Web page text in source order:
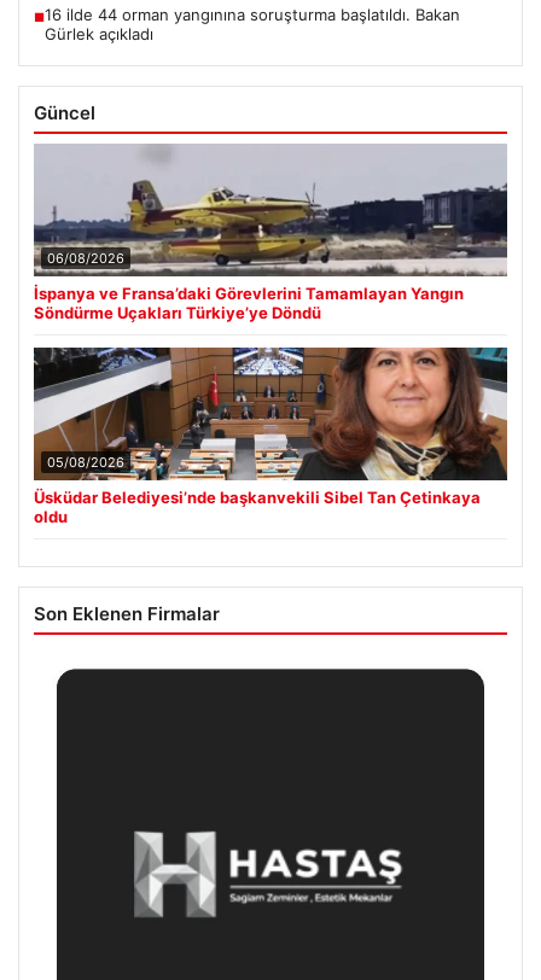
■16 ilde 44 orman yangınına soruşturma başlatıldı. Bakan
Gürlek açıkladı
Güncel
06/08/2026
İspanya ve Fransa’daki Görevlerini Tamamlayan Yangın
Söndürme Uçakları Türkiye’ye Döndü
05/08/2026
Üsküdar Belediyesi’nde başkanvekili Sibel Tan Çetinkaya
oldu
Son Eklenen Firmalar